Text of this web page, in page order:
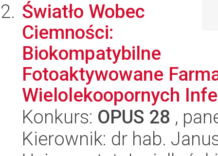
Światło Wobec
Ciemności:
Biokompatybilne
Fotoaktywowane
Wielolekoopornych
Konkurs: OPUS 28 ,
Kierownik: dr hab.